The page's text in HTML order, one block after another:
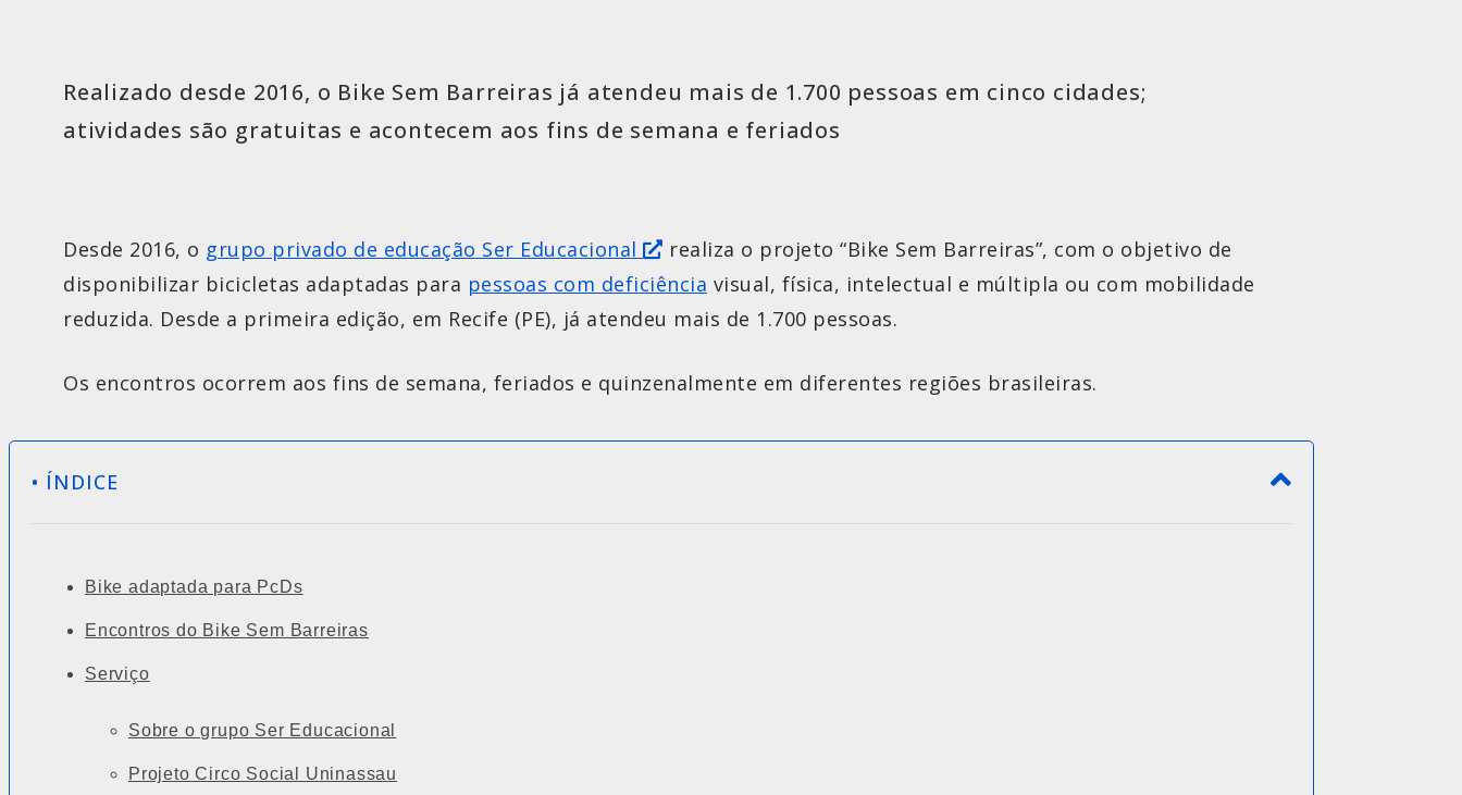
Realizado desde 2016, o Bike Sem Barreiras já atendeu mais de 1.700 pessoas em cinco cidades;
atividades são gratuitas e acontecem aos fins de semana e feriados
Desde 2016, o grupo privado de educação Ser Educacional
realiza o projeto “Bike Sem Barreiras”, com o objetivo de
disponibilizar bicicletas adaptadas para pessoas com deficiência visual, física, intelectual e múltipla ou com mobilidade
reduzida. Desde a primeira edição, em Recife (PE), já atendeu mais de 1.700 pessoas.
Os encontros ocorrem aos fins de semana, feriados e quinzenalmente em diferentes regiões brasileiras.
• ÍNDICE
Bike adaptada para PcDs
Encontros do Bike Sem Barreiras
Serviço
Sobre o grupo Ser Educacional
Projeto Circo Social Uninassau